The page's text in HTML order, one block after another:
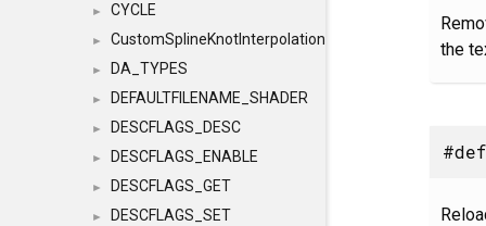
► CYCLE
► CustomSplineKnotInterpolation
► DA_TYPES
► DEFAULTFILENAME_SHADER
► DESCFLAGS_DESC
► DESCFLAGS_ENABLE
► DESCFLAGS_GET
► DESCFLAGS_SET
the